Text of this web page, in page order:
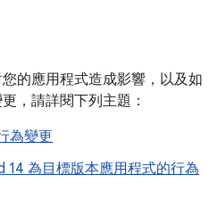
的應用程式造成影響，以及如
，請詳閱下列主題：
為變更
14 為目標版本應用程式的行為